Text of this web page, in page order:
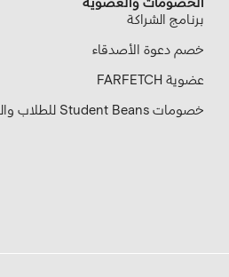
بـرنـامـج الشـراكـة
خصم دعوة الأصدقاء
عضوية FARFETCH
خصومات Student Beans للطلاب والخريجين